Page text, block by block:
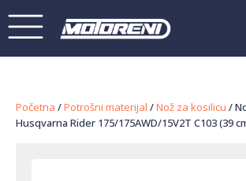
Početna /Potrošni materijal /Nož za kosilicu /
Husqvarna Rider 175/175AWD/15V2T C103 (39